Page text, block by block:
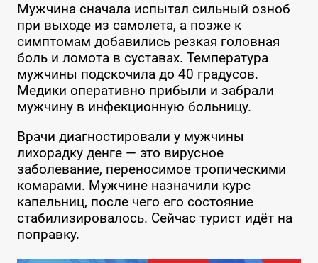
Мужчина сначала испытал сильный озноб
при выходе из самолета, а позже к
симптомам добавились резкая головная
боль и ломота в суставах. Температура
мужчины подскочила до 40 градусов.
Медики оперативно прибыли и забрали
мужчину в инфекционную больницу.
Врачи диагностировали у мужчины
лихорадку денге — это вирусное
заболевание, переносимое тропическими
комарами. Мужчине назначили курс
капельниц, после чего его состояние
стабилизировалось. Сейчас турист идёт на
поправку.